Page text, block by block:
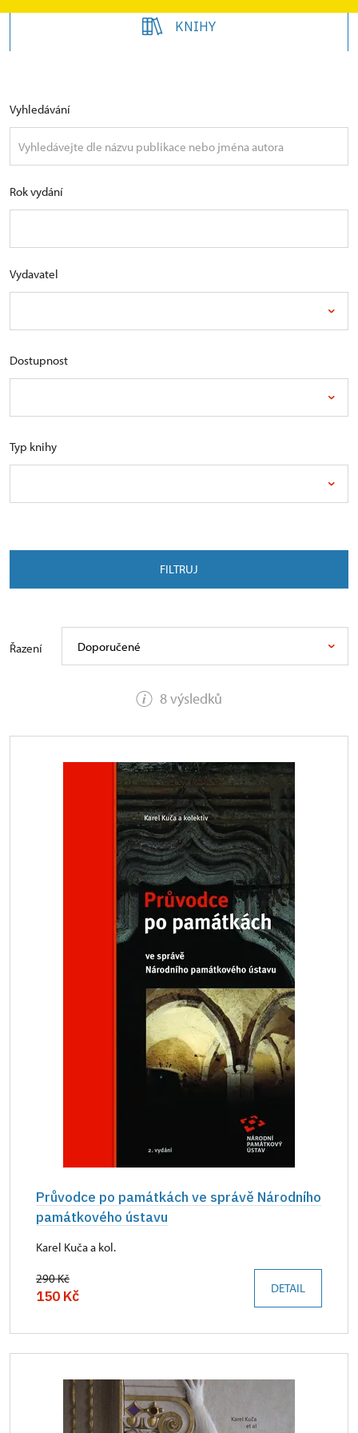
KNIHY
Vyhledávání
Rok vydání
Vydavatel
Dostupnost
Typ knihy
FILTRUJ
8 výsledků
Řazení Doporučené
Průvodce po památkách ve správě Národního
památkového ústavu
Karel Kuča a kol.
290 Kč
150 Kč DETAIL